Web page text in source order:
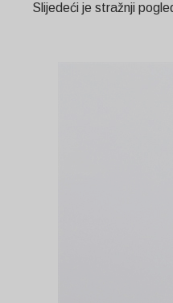
Slijedeći je stražnji